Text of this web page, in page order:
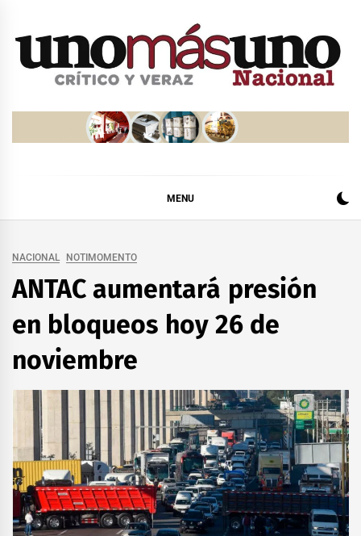
MENU
NACIONAL NOTIMOMENTO
ANTAC aumentará presión
en bloqueos hoy 26 de
noviembre